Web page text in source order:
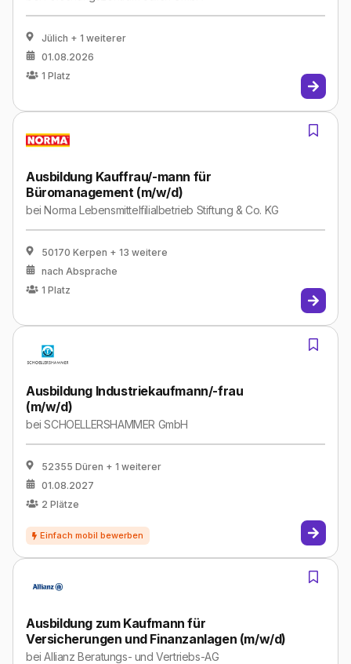
Jülich + 1 weiterer
01.08.2026
1 Platz
Ausbildung Kauffrau/-mann für
Büromanagement (m/w/d)
beiNorma Lebensmittelfilialbetrieb Stiftung & Co. KG
50170 Kerpen + 13 weitere
nach Absprache
1 Platz
Ausbildung Industriekaufmann/-frau
(m/w/d)
beiSCHOELLERSHAMMER GmbH
52355 Düren + 1 weiterer
01.08.2027
2 Plätze
Ausbildung zum Kaufmann für
Versicherungen und Finanzanlagen (m/w/d)
beiAllianz Beratungs- und Vertriebs-AG